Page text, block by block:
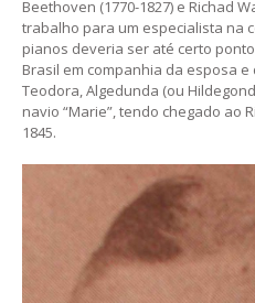
Beethoven (1770-1827) e Richad
trabalho para um especialista na
pianos deveria ser até certo
Brasil em companhia da esposa
Teodora, Algedunda (ou
navio “Marie”, tendo chegado ao
1845.